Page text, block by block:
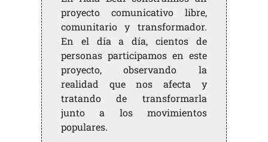
proyecto comunicativo libre,
comunitario y transformador.
En el día a día, cientos de
personas participamos en este
proyecto, observando la
realidad que nos afecta y
tratando de transformarla
junto a los movimientos
populares.